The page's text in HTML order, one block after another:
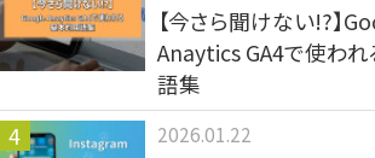
【今さら聞けない!?】
Anaytics GA4で使わ
語集
2026.01.22